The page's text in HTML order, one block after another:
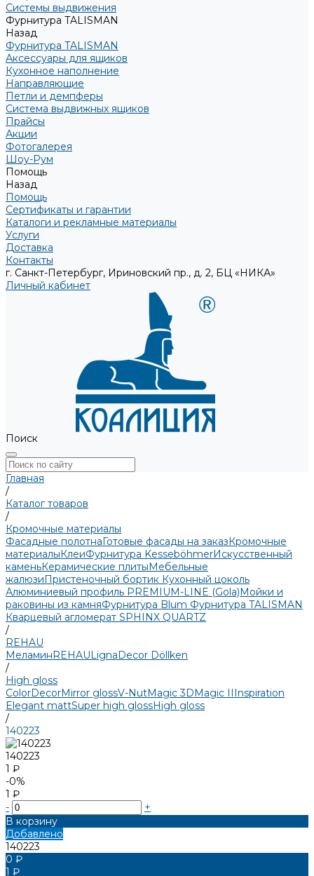
Системы выдвижения
Фурнитура TALISMAN
Назад
Фурнитура TALISMAN
Аксессуары для ящиков
Кухонное наполнение
Направляющие
Петли и демпферы
Система выдвижных ящиков
Прайсы
Акции
Фотогалерея
Шоу-Рум
Помощь
Назад
Помощь
Сертификаты и гарантии
Каталоги и рекламные материалы
Услуги
Доставка
Контакты
г. Санкт-Петербург, Ириновский пр., д. 2, БЦ «НИКА»
Личный кабинет
Поиск
Главная
/
Каталог товаров
/
Кромочные материалы
Фасадные полотнаГотовые фасады на заказКромочные
материалыКлеиФурнитура KesseböhmerИскусственный
каменьКерамические плитыМебельные
жалюзиПристеночный бортик Кухонный цоколь
Алюминиевый профиль PREMIUM-LINE (Gola)Мойки и
раковины из камняФурнитура Blum Фурнитура TALISMAN
Кварцевый агломерат SPHINX QUARTZ
/
REHAU
МеламинREHAULignaDecor Döllken
/
High gloss
ColorDecorMirror glossV-NutMagic 3DMagic IIInspiration
Elegant mattSuper high glossHigh gloss
/
140223
140223
1 ₽
-0%
1 ₽
-
+
В корзину
Добавлено
140223
0 ₽
1 ₽